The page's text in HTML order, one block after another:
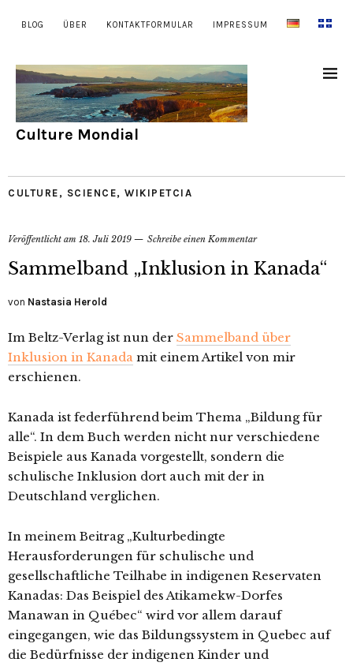
BLOG ÜBER KONTAKTFORMULAR IMPRESSUM
Culture Mondial
CULTURE , SCIENCE, WIKIPETCIA
Veröffentlicht am 18. Juli 2019 Schreibe einen Kommentar
Sammelband „Inklusion in Kanada“
von Nastasia Herold
Im Beltz-Verlag ist nun der Sammelband über
Inklusion in Kanada mit einem Artikel von mir
erschienen.
Kanada ist federführend beim Thema „Bildung für
alle“. In dem Buch werden nicht nur verschiedene
Beispiele aus Kanada vorgestellt, sondern die
schulische Inklusion dort auch mit der in
Deutschland verglichen.
In meinem Beitrag „Kulturbedingte
Herausforderungen für schulische und
gesellschaftliche Teilhabe in indigenen Reservaten
Kanadas: Das Beispiel des Atikamekw-Dorfes
Manawan in Québec“ wird vor allem darauf
eingegangen, wie das Bildungssystem in Quebec auf
die Bedürfnisse der indigenen Kinder und